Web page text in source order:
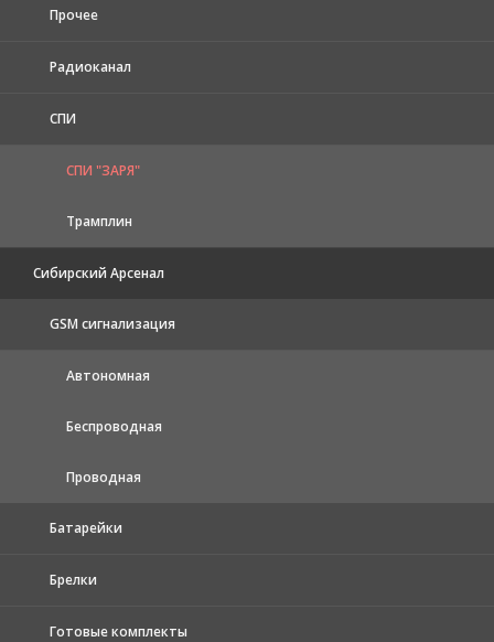
Прочее
Радиоканал
СПИ
СПИ "ЗАРЯ"
Трамплин
Сибирский Арсенал
GSM сигнализация
Автономная
Беспроводная
Проводная
Батарейки
Брелки
Готовые комплекты